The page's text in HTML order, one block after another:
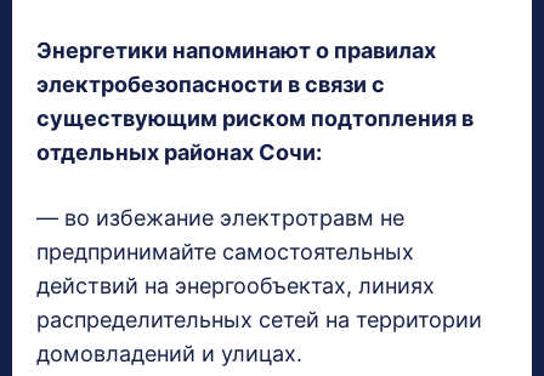
Энергетики напоминают о правилах
электробезопасности в связи с
существующим риском подтопления в
отдельных районах Сочи:
— во избежание электротравм не
предпринимайте самостоятельных
действий на энергообъектах, линиях
распределительных сетей на территории
домовладений и улицах.